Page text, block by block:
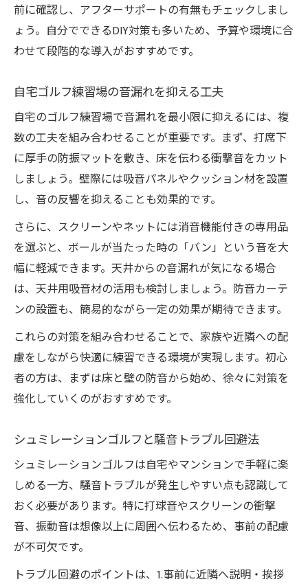
シュミレーションゴルフ騒音の発生源を知
る
室内ゴルフの音問題と防音の重要性を解説
フ防音法
シュミレーションゴルフ欠点と防音対策の
両立術
ボール音を抑えるシュミレーションゴルフ
技
壁クッション設置でシュミレーションゴル
フ静音化
床の振動を抑える防振マットの活用ポイン
ト
天井を活かしたインドアゴルフ防音施工例
自宅ゴルフ練習場の壁面対策で快適度アッ
プ
前に確認し、アフターサポートの有無もチェックしまし
ょう。自分でできるDIY対策も多いため、予算や環境に合
わせて段階的な導入がおすすめです。
自宅ゴルフ練習場の音漏れを抑える工夫
自宅のゴルフ練習場で音漏れを最小限に抑えるには、複
数の工夫を組み合わせることが重要です。まず、打席下
に厚手の防振マットを敷き、床を伝わる衝撃音をカット
しましょう。壁際には吸音パネルやクッション材を設置
し、音の反響を抑えることも効果的です。
さらに、スクリーンやネットには消音機能付きの専用品
を選ぶと、ボールが当たった時の「バン」という音を大
幅に軽減できます。天井からの音漏れが気になる場合
は、天井用吸音材の活用も検討しましょう。防音カーテ
ンの設置も、簡易的ながら一定の効果が期待できます。
これらの対策を組み合わせることで、家族や近隣への配
慮をしながら快適に練習できる環境が実現します。初心
者の方は、まずは床と壁の防音から始め、徐々に対策を
強化していくのがおすすめです。
シュミレーションゴルフと騒音トラブル回避法
シュミレーションゴルフは自宅やマンションで手軽に楽
しめる一方、騒音トラブルが発生しやすい点も認識して
おく必要があります。特に打球音やスクリーンの衝撃
音、振動音は想像以上に周囲へ伝わるため、事前の配慮
が不可欠です。
トラブル回避のポイントは、1.事前に近隣へ説明・挨拶